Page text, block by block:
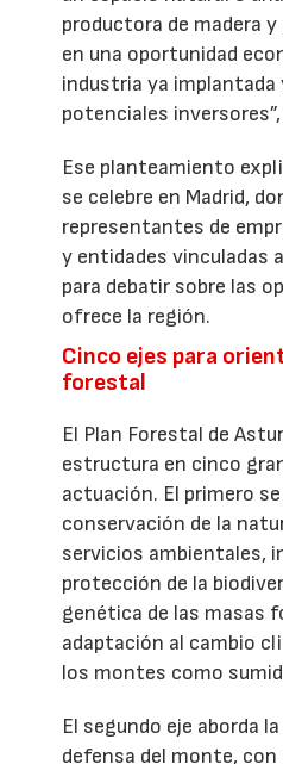
productora de madera
en una oportunidad
industria ya implantada
potenciales
Ese planteamiento
se celebre en Madrid,
representantes de
y entidades vinculadas
para debatir sobre las
ofrece la región.
Cinco ejes para
forestal
El Plan Forestal de
estructura en cinco
actuación. El primero
conservación de la
servicios ambientales,
protección de la
genética de las masas
adaptación al cambio
los montes como
El segundo eje aborda
defensa del monte,